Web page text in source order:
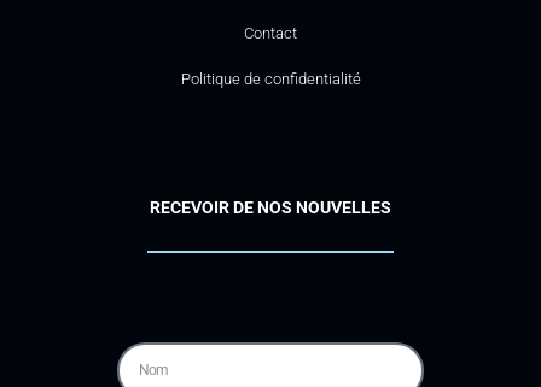
Contact
Politique de confidentialité
RECEVOIR DE NOS NOUVELLES